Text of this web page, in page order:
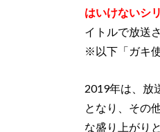
はいけないシ
イトルで放送
※以下「ガキ
2019年は、放
となり、その
な盛り上がり